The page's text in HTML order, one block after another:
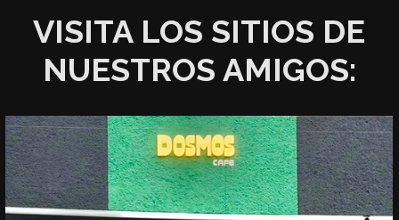
VISITA LOS SITIOS DE
NUESTROS AMIGOS: